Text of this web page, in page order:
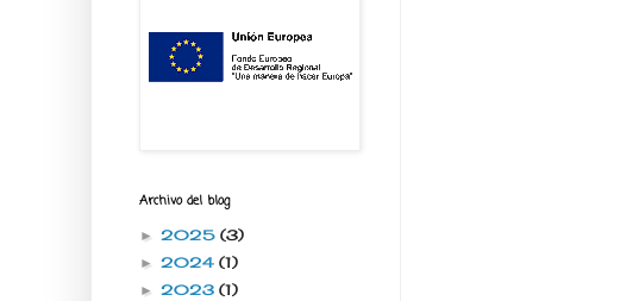
Archivo del blog
► 2025 (3)
► 2024 (1)
► 2023 (1)